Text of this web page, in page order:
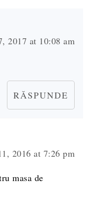
2017 at 10:08 am
RĂSPUNDE
2016 at 7:26 pm
masa de